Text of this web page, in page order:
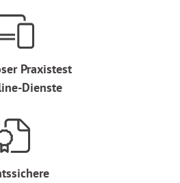
Praxistest
Dienste